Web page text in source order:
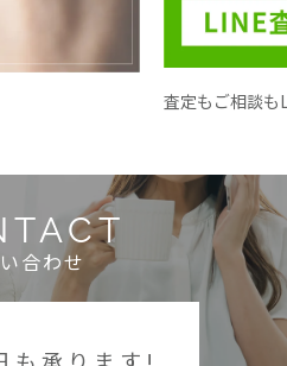
査定もご相談も
合わせ